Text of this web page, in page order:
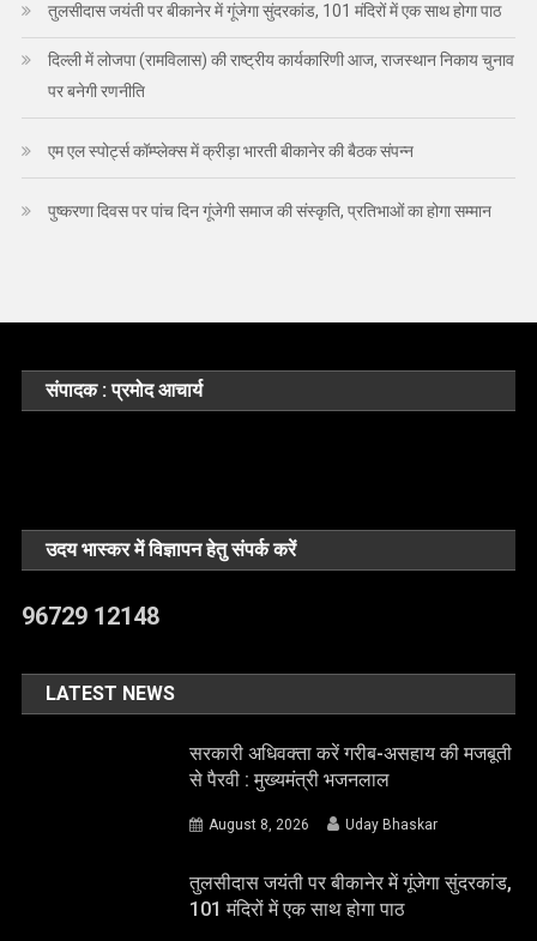
तुलसीदास जयंती पर बीकानेर में गूंजेगा सुंदरकांड, 101 मंदिरों में एक साथ होगा पाठ
दिल्ली में लोजपा (रामविलास) की राष्ट्रीय कार्यकारिणी आज, राजस्थान निकाय चुनाव
पर बनेगी रणनीति
एम एल स्पोर्ट्स कॉम्प्लेक्स में क्रीड़ा भारती बीकानेर की बैठक संपन्न
पुष्करणा दिवस पर पांच दिन गूंजेगी समाज की संस्कृति, प्रतिभाओं का होगा सम्मान
संपादक : प्रमोद आचार्य
उदय भास्कर में विज्ञापन हेतु संपर्क करें
96729 12148
LATEST NEWS
सरकारी अधिवक्ता करें गरीब-असहाय की मजबूती
से पैरवी : मुख्यमंत्री भजनलाल
August 8, 2026 Uday Bhaskar
तुलसीदास जयंती पर बीकानेर में गूंजेगा सुंदरकांड,
101 मंदिरों में एक साथ होगा पाठ